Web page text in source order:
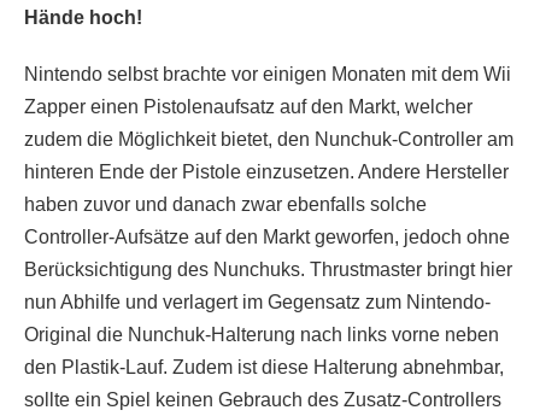
Hände hoch!
Nintendo selbst brachte vor einigen Monaten mit dem Wii
Zapper einen Pistolenaufsatz auf den Markt, welcher
zudem die Möglichkeit bietet, den Nunchuk-Controller am
hinteren Ende der Pistole einzusetzen. Andere Hersteller
haben zuvor und danach zwar ebenfalls solche
Controller-Aufsätze auf den Markt geworfen, jedoch ohne
Berücksichtigung des Nunchuks. Thrustmaster bringt hier
nun Abhilfe und verlagert im Gegensatz zum Nintendo-
Original die Nunchuk-Halterung nach links vorne neben
den Plastik-Lauf. Zudem ist diese Halterung abnehmbar,
sollte ein Spiel keinen Gebrauch des Zusatz-Controllers